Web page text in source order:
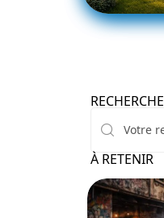
RECHERCHE
À RETENIR